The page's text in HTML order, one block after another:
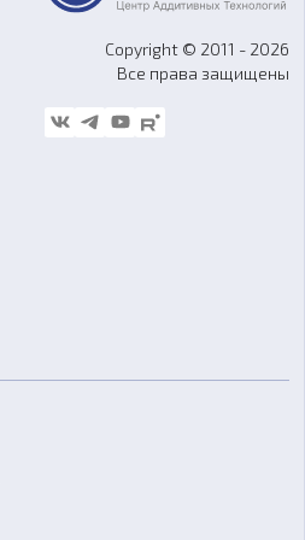
Copyright © 2011 - 2026
Все права защищены